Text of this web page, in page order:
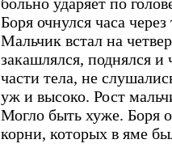
Боря очнулся часа
Мальчик встал на
закашлялся, поднялся и
части тела, не
уж и высоко. Рост
Могло быть хуже. Боря
корни, которых в яме